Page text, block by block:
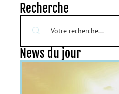
Recherche
News du jour